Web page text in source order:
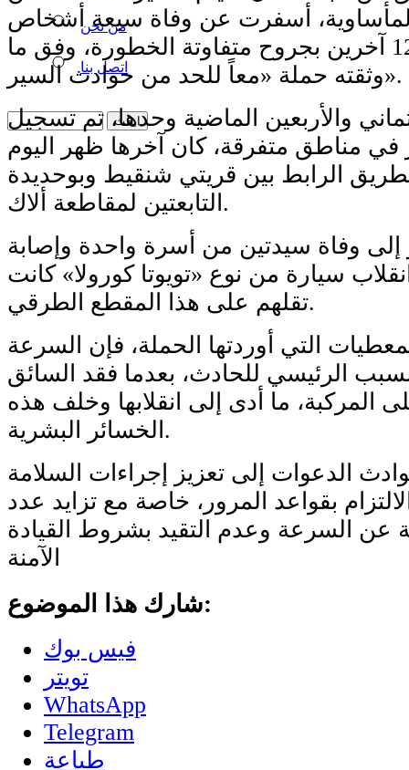
من نحن
اتصل بنا
أسفرت عن وفاة سبعة أشخاص
وإصابة أكثر من 12 آخرين بجروح متفاوتة الخطورة، وفق ما
وثقته حملة «معاً للحد من حوادث السير».
والأربعين الماضية وحدها، تم تسجيل
مناطق متفرقة، كان آخرها ظهر اليوم
الرابط بين قريتي شنقيط وبوحديدة
التابعتين لمقاطعة ألاك.
إلى وفاة سيدتين من أسرة واحدة وإصابة
سيارة من نوع «تويوتا كورولا» كانت
تقلهم على هذا المقطع الطرقي.
التي أوردتها الحملة، فإن السرعة
الرئيسي للحادث، بعدما فقد السائق
المركبة، ما أدى إلى انقلابها وخلف هذه
الخسائر البشرية.
الدعوات إلى تعزيز إجراءات السلامة
بقواعد المرور، خاصة مع تزايد عدد
عن السرعة وعدم التقيد بشروط القيادة
الآمنة
شارك هذا الموضوع:
فيس بوك
تويتر
WhatsApp
Telegram
طباعة